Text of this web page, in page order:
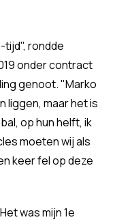
tijd", rondde
onder contract
genoot. "Marko
liggen, maar het is
op hun helft, ik
moeten wij als
keer fel op deze
was mijn 1e